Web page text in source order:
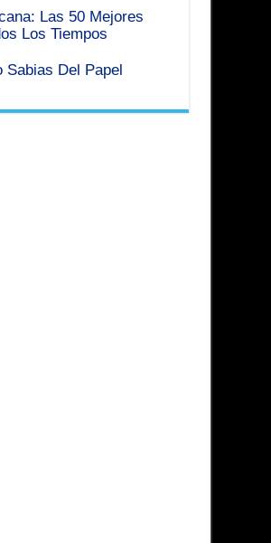
Las 50 Mejores
Los Tiempos
Sabias Del Papel